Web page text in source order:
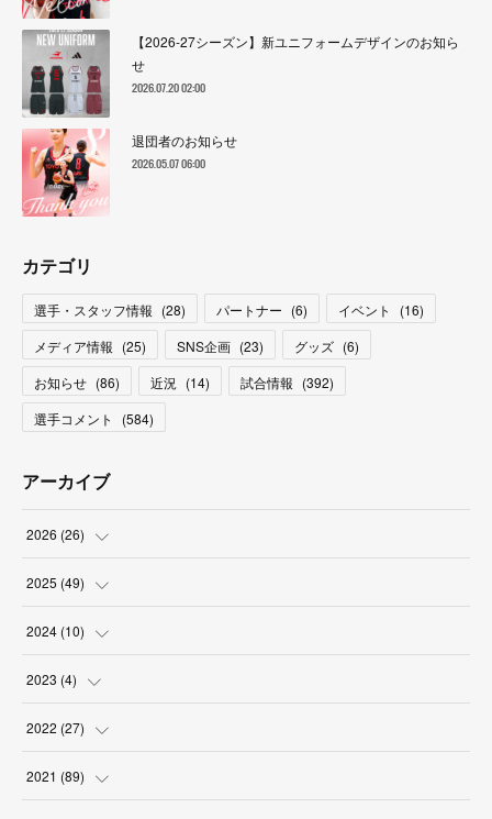
【2026-27シーズン】新ユニフォームデザインのお知ら
せ
2026.07.20 02:00
退団者のお知らせ
2026.05.07 06:00
カテゴリ
選手・スタッフ情報 (28) パートナー (6) イベント (16)
メディア情報 (25) SNS企画 (23) グッズ (6)
お知らせ (86) 近況 (14) 試合情報 (392)
選手コメント
(584)
アーカイブ
2026 (26)
(2
(2
(
(3
2025 (49)
(6
( 10
(8
(4
2024 (10)
( )
(2
(1
2023 (4)
(1
(3
2022 (27)
(2
2021 (89)